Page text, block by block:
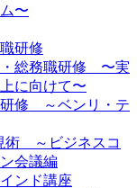
〜
研修
・総務職研修 〜実
に向けて〜
研修 ～ベンリ・テ
術 ～ビジネスコ
会議編
ンド講座